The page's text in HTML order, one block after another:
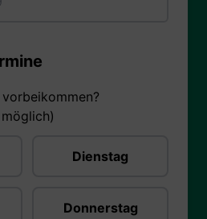
Dienstag
Donnerstag